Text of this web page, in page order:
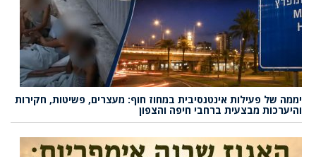
יממה של פעילות אינטנסיבית במחוז חוף: מעצרים, פשיטות, חקירות
והיערכות מבצעית ברחבי חיפה והצפון